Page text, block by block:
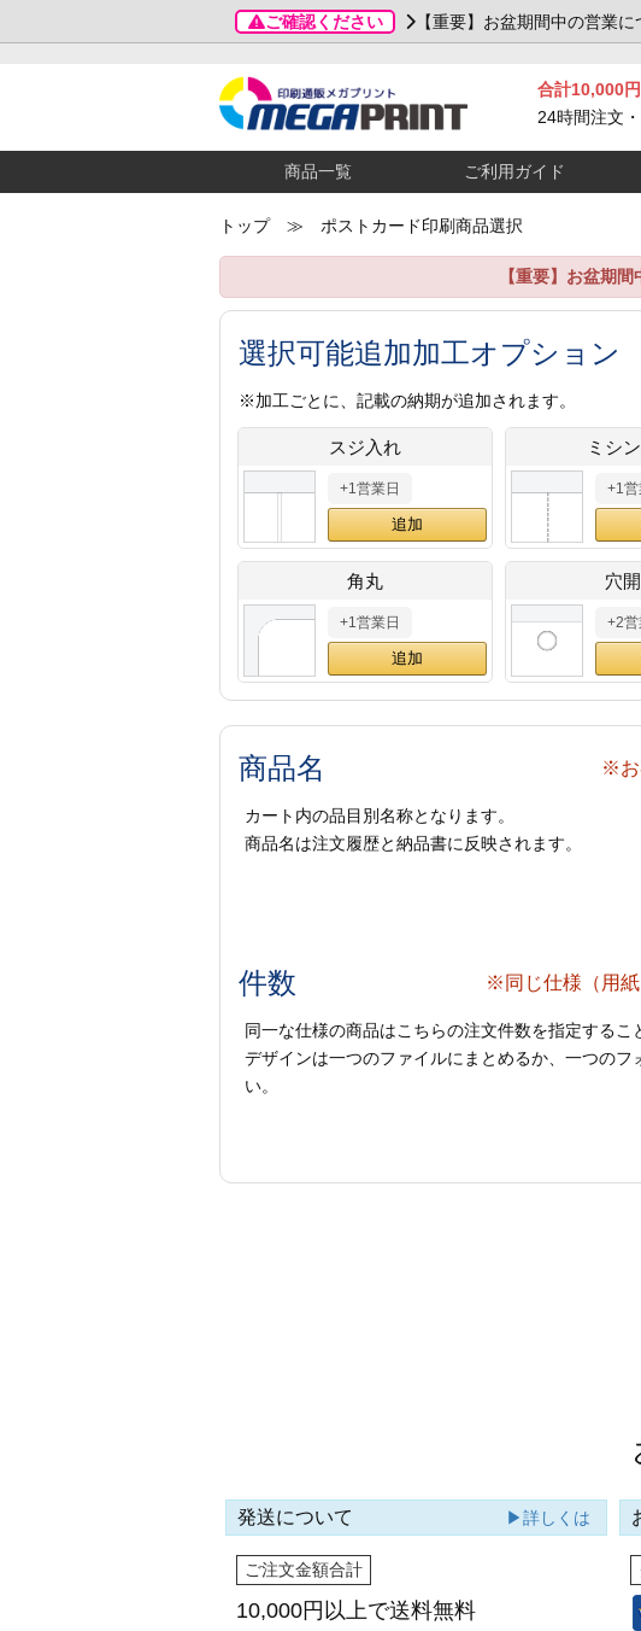
ご確認ください 【重要】お盆期間中の営業に
合計10,000
24時間注文
商品一覧 ご利用ガイド
トップ≫ ポストカード印刷商品選択
【重要】お盆期
選択可能追加加工オプション
※加工ごとに、記載の納期が追加されます。
スジ入れ
+1営業日
ミシ
+1営
角丸
+1営業日
穴
+2営
商品名 ※お
カート内の品目別名称となります。
商品名は注文履歴と納品書に反映されます。
件数 ※同じ仕様（用
同一な仕様の商品はこちらの注文件数を指定するこ
デザインは一つのファイルにまとめるか、一つの
い。
発送について ▶詳しくは
ご注文金額合計
10,000円以上で送料無料